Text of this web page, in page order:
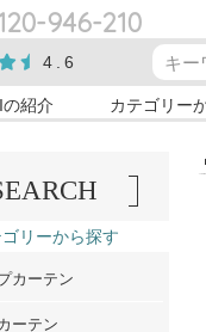
946-210
4.6
紹介 カテゴリー
リーから探す
カーテン
ーテン